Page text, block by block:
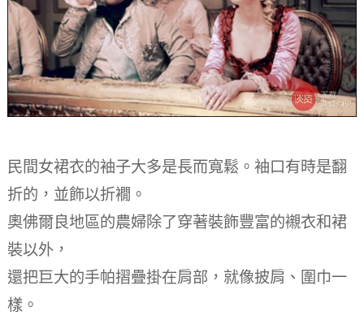
民間女裙衣的袖子大多是長而寬鬆。袖口有時是翻
折的，並飾以折襉。
奧佛爾良地區的農婦除了穿著裝飾豐富的襯衣和裙
裝以外，
還把巨大的手帕摺疊掛在肩部，就像披肩、圍巾一
樣。